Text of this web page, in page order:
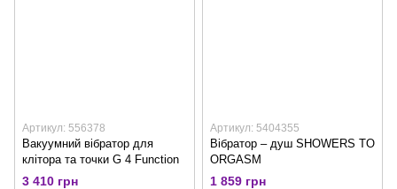
Артикул: 556378
Вакуумний вібратор для
клітора та точки G 4 Function
3 410 грн
Артикул: 5404355
Вібратор – душ SHOWERS TO
ORGASM
1 859 грн